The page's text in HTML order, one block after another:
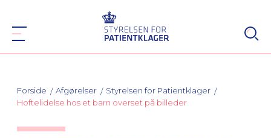
Forside Afgørelser
Styrelsen for Patientklager
Hoftelidelse hos et barn overset på billeder